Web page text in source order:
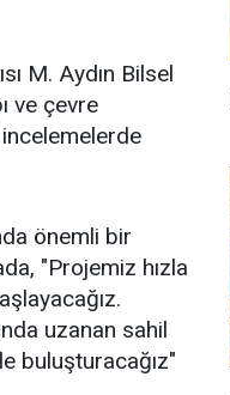
M. Aydın Bilsel
ve çevre
incelemelerde
önemli bir
"Projemiz hızla
uzanan sahil
buluşturacağız"